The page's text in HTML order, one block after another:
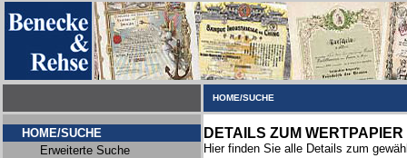
HOME/SUCHE
HOME/SUCHE
Erweiterte Suche
DETAILS ZUM WERTPAPIER
Hier finden Sie alle Details zum